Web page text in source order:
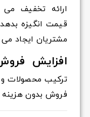
ارائه تخفیف
قیمت انگیزه
مشتریان ایجاد می
افزایش
ترکیب محصولات و
فروش بدون هزینه